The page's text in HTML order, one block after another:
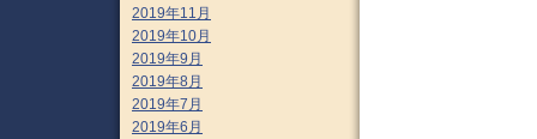
2019年11月
2019年10月
2019年9月
2019年8月
2019年7月
2019年6月